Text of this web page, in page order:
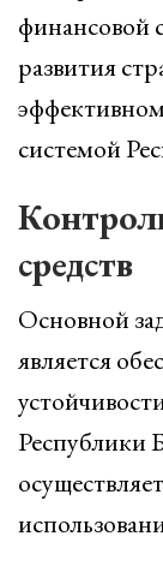
финансовой
развития
системой
средств
Основной
является
Республики